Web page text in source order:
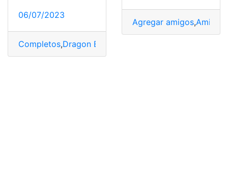
06/07/2023
Completos,Dragon Ball
Agregar amigos,Amigos